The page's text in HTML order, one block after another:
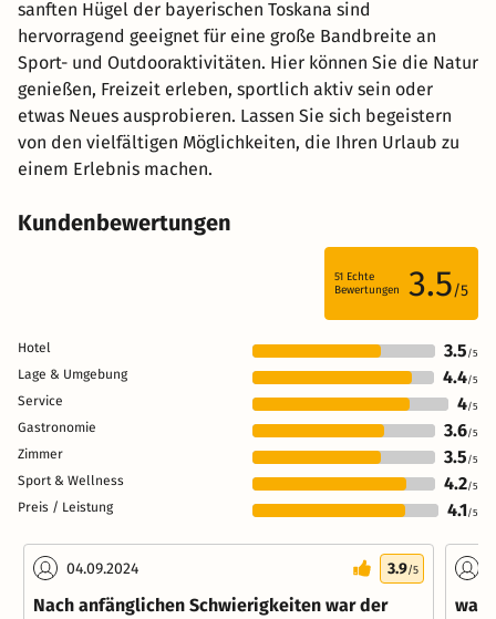
sanften Hügel der bayerischen Toskana sind
hervorragend geeignet für eine große Bandbreite an
Sport- und Outdooraktivitäten. Hier können Sie die Natur
genießen, Freizeit erleben, sportlich aktiv sein oder
etwas Neues ausprobieren. Lassen Sie sich begeistern
von den vielfältigen Möglichkeiten, die Ihren Urlaub zu
einem Erlebnis machen.
Kundenbewertungen
51 Echte
Bewertungen
3.5/5
Hotel 3.5 /5
Lage & Umgebung 4.4/5
Service 4/5
Gastronomie 3.6/5
Zimmer 3.5 /5
Sport & Wellness 4.2/5
Preis / Leistung 4.1/5
04.09.2024 3.9/5
Nach anfänglichen Schwierigkeiten war der
war